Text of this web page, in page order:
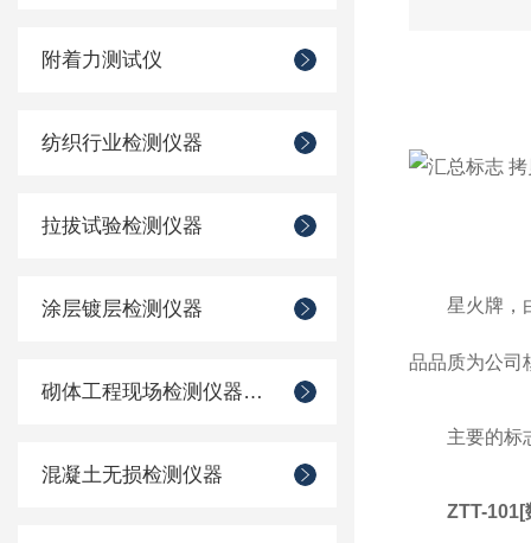
附着力测试仪
纺织行业检测仪器
拉拔试验检测仪器
涂层镀层检测仪器
砌体工程现场检测仪器仪表
混凝土无损检测仪器
星火牌，
品品质为公司
主要的标
ZTT-101[